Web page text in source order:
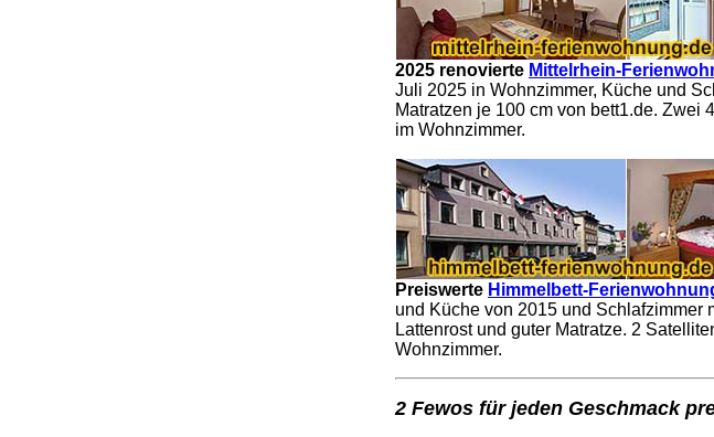
2025 renovierte Mittelrhein-
Juli 2025 in Wohnzimmer, Küche und
Matratzen je 100 cm von bett1.de.
im Wohnzimmer.
Preiswerte Himmelbett-
und Küche von 2015 und Schlafzimmer
Lattenrost und guter Matratze. 2
Wohnzimmer.
2 Fewos für jeden Geschmack